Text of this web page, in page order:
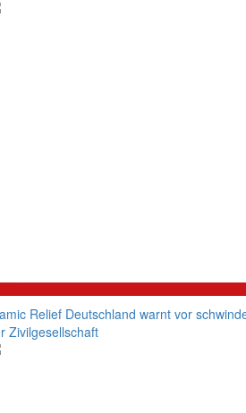
Relief Deutschland warnt vor
Zivilgesellschaft